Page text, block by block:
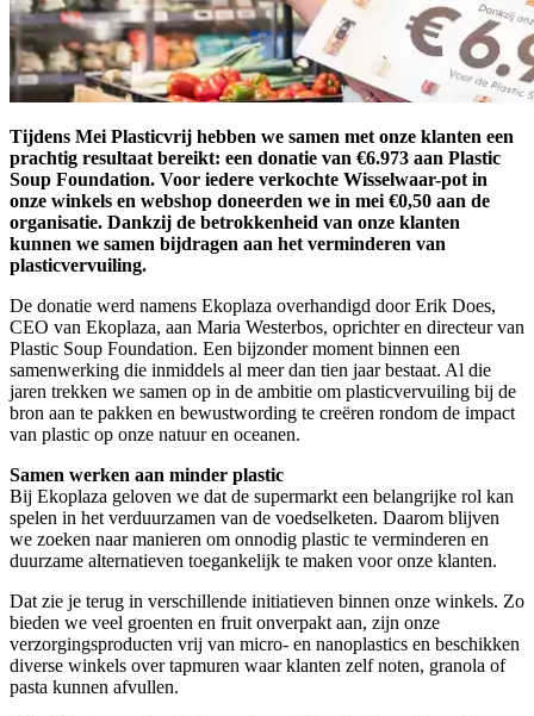
Tijdens Mei Plasticvrij hebben we samen met onze klanten een
prachtig resultaat bereikt: een donatie van €6.973 aan Plastic
Soup Foundation. Voor iedere verkochte Wisselwaar-pot in
onze winkels en webshop doneerden we in mei €0,50 aan de
organisatie. Dankzij de betrokkenheid van onze klanten
kunnen we samen bijdragen aan het verminderen van
plasticvervuiling.
De donatie werd namens Ekoplaza overhandigd door Erik Does,
CEO van Ekoplaza, aan Maria Westerbos, oprichter en directeur van
Plastic Soup Foundation. Een bijzonder moment binnen een
samenwerking die inmiddels al meer dan tien jaar bestaat. Al die
jaren trekken we samen op in de ambitie om plasticvervuiling bij de
bron aan te pakken en bewustwording te creëren rondom de impact
van plastic op onze natuur en oceanen.
Samen werken aan minder plastic
Bij Ekoplaza geloven we dat de supermarkt een belangrijke rol kan
spelen in het verduurzamen van de voedselketen. Daarom blijven
we zoeken naar manieren om onnodig plastic te verminderen en
duurzame alternatieven toegankelijk te maken voor onze klanten.
Dat zie je terug in verschillende initiatieven binnen onze winkels. Zo
bieden we veel groenten en fruit onverpakt aan, zijn onze
verzorgingsproducten vrij van micro- en nanoplastics en beschikken
diverse winkels over tapmuren waar klanten zelf noten, granola of
pasta kunnen afvullen.